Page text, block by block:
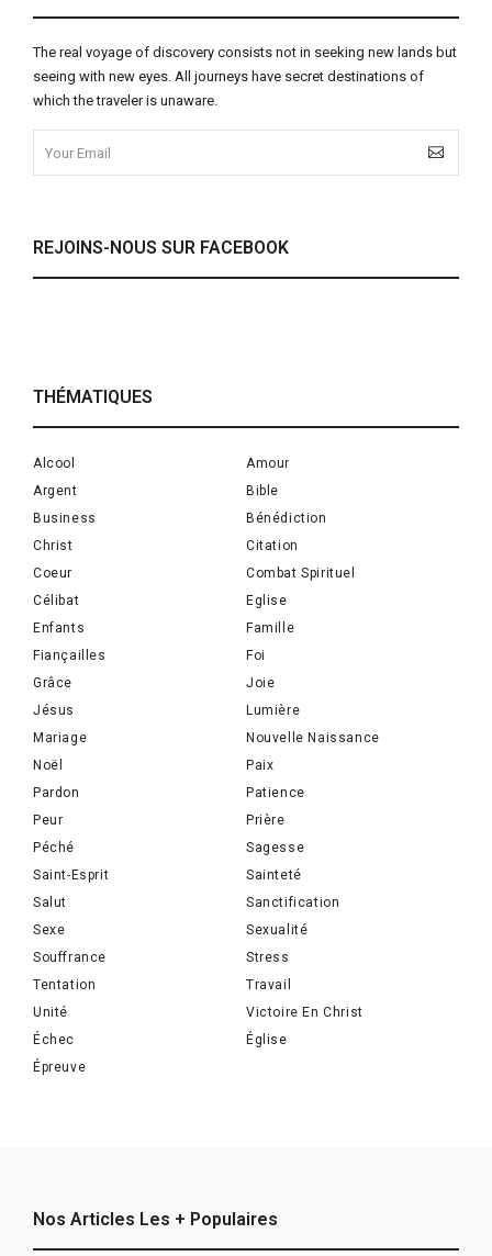
The real voyage of discovery consists not in seeking new lands but
seeing with new eyes. All journeys have secret destinations of
which the traveler is unaware.
REJOINS-NOUS SUR FACEBOOK
THÉMATIQUES
Alcool
Amour
Argent
Bible
Business
Bénédiction
Christ
Citation
Coeur
Combat Spirituel
Célibat
Eglise
Enfants
Famille
Fiançailles
Foi
Grâce
Joie
Jésus
Lumière
Mariage
Nouvelle Naissance
Noël
Paix
Pardon
Patience
Peur
Prière
Péché
Sagesse
Saint-Esprit
Sainteté
Salut
Sanctification
Sexe
Sexualité
Souffrance
Stress
Tentation
Travail
Unité
Victoire En Christ
Échec
Église
Épreuve
Nos Articles Les + Populaires